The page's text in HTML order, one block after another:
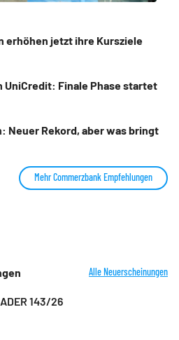
erhöhen jetzt ihre Kursziele
UniCredit: Finale Phase startet
Neuer Rekord, aber was bringt
Mehr Commerzbank Empfehlungen
Alle Neuerscheinungen
143/26